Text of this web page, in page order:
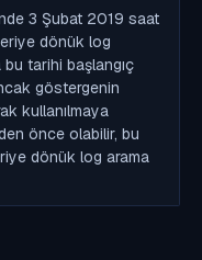
3 Şubat 2019 saat
dönük log
bu tarihi başlangıç
göstergenin
kullanılmaya
önce olabilir, bu
dönük log arama